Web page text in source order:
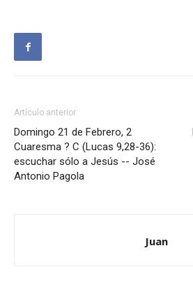
Artículo anterior
Domingo 21 de Febrero, 2
Cuaresma ? C (Lucas 9,28-36):
escuchar sólo a Jesús -- José
Antonio Pagola
Juan